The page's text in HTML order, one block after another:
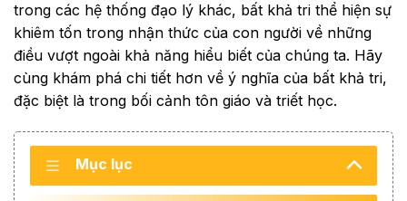
trong các hệ thống đạo lý khác, bất khả tri thể hiện sự
khiêm tốn trong nhận thức của con người về những
điều vượt ngoài khả năng hiểu biết của chúng ta. Hãy
cùng khám phá chi tiết hơn về ý nghĩa của bất khả tri,
đặc biệt là trong bối cảnh tôn giáo và triết học.
Mục lục